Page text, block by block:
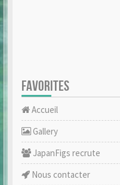
FAVORITES
Accueil
Gallery
JapanFigs recrute
Nous contacter